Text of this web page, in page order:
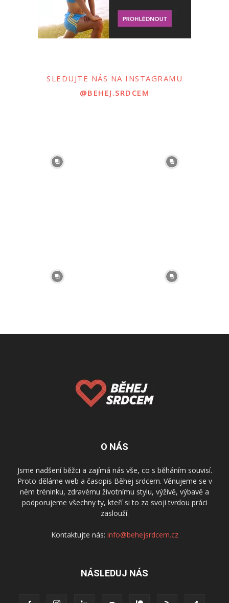
SLEDUJTE NÁS NA INSTAGRAMU
@BEHEJ.SRDCEM
O NÁS
Jsme nadšení běžci a zajímá nás vše, co s běháním souvisí.
Proto děláme web a časopis Běhej srdcem. Věnujeme se v
něm tréninku, zdravému životnímu stylu, výživě, výbavě a
podporujeme všechny ty, kteří si to za svoji tvrdou práci
zaslouží.
Kontaktujte nás: info@behejsrdcem.cz
NÁSLEDUJ NÁS